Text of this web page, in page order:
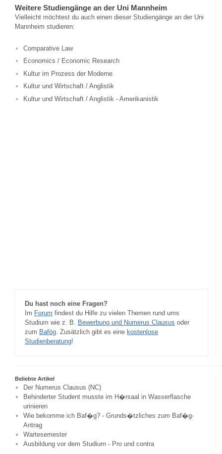
Weitere Studiengänge an der Uni Mannheim
Vielleicht möchtest du auch einen dieser Studiengänge an der Uni
Mannheim studieren:
Comparative Law
Economics / Economic Research
Kultur im Prozess der Moderne
Kultur und Wirtschaft / Anglistik
Kultur und Wirtschaft / Anglistik - Amerikanistik
Du hast noch eine Fragen?
Im Forum findest du Hilfe zu vielen Themen rund ums
Studium wie z. B. Bewerbung und Numerus Clausus oder
zum Bafög. Zusätzlich gibt es eine kostenlose
Studienberatung!
Beliebte Artikel
Der Numerus Clausus (NC)
Behinderter Student musste im H�rsaal in Wasserflasche
urinieren
Wie bekomme ich Baf�g? - Grunds�tzliches zum Baf�g-
Antrag
Wartesemester
Ausbildung vor dem Studium - Pro und contra